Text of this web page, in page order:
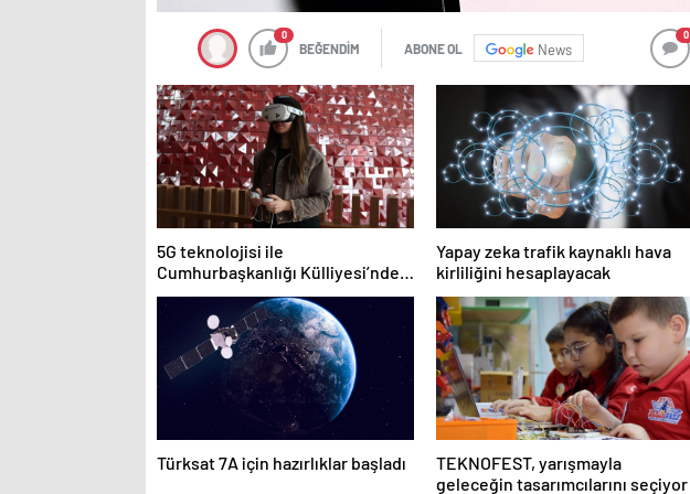
0
BEĞENDİM ABONE OL News
0
5G teknolojisi ile
Cumhurbaşkanlığı Külliyesi’ndeki
konser AKM’ye taşındı
Yapay zeka trafik kaynaklı hava
kirliliğini hesaplayacak
Türksat 7A için hazırlıklar başladı
TEKNOFEST, yarışmayla
geleceğin tasarımcılarını seçiyor